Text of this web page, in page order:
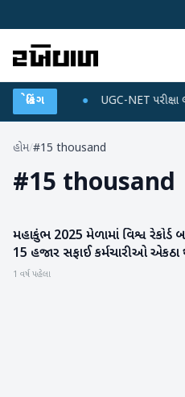
બ્રેકિંગ
ડેટા પ્લાન UGC-NET પરીક્ષા
હોમ/#15 thousand
#15 thousand
મહાકુંભ
મહાકુંભ 2025 મેળામાં વિશ્વ
15 હજાર સફાઈ કર્મચારીઓ એકઠા
1 વર્ષ પહેલા